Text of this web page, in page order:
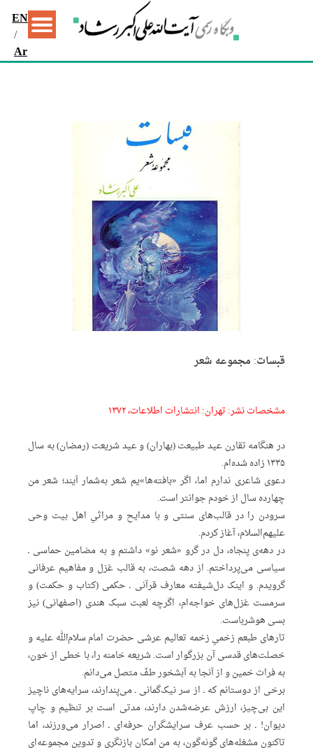
EN
/
Ar
قبسات: مجموعه شعر
مشخصات نشر: تهران: انتشارات اطلاعات، ۱۳۷۲
در هنگامه تقارن عید طبیعت (بهاران) و عید شریعت (رمضان) به سال
۱۳۳۵ زاده شده‌ام.
دعوی شاعری ندارم اما، اگر «بافته‌ها»یم شعر به‌شمار آیند؛ شعر من
چهارده سال از خودم جوانتر است.
سرودن را در قالب‌های سنتی و با مدایح و مراثیِ اهل بیت وحی
علیهم‌السلام، آغاز کردم.
در دهه‌ی پنجاه، دل در گرو «شعر نو» داشتم و به مضامین حماسی ـ
سیاسی می‌پرداختم. از دهه شصت، به قالب غزل و مفاهیم عرفانی
گرویدم. و اینک دل‌شیفته معارف قرآنی ـ حکمی (کتاب و حکمت) و
سرمست غزل‌های خواجه‌ام، اگرچه لعبت سبک هندی (اصفهانی) نیز
بسی هوشرباست.
تارهای طبعم زخمیِ زخمه تعالیم عرشی حضرت امام سلام‌الله علیه و
خصلت‌های قدسی آن بزرگوار است. شریعه خامنه را، با خطی از خون،
به فرات خمین و از آنجا به آبشخور طفّ متصل می‌دانم.
برخی از دوستانم که ـ از سر نیک‌گمانی ـ می‌پندارند، سرایه‌های ناچیز
این بی‌چیز، ارزش عرضه‌شدن دارند، مدتی است بر تنظیم و چاپ
دیوان! ـ بر حسب عرف سرایشگران حرفه‌ای ـ اصرار می‌ورزند، اما
تاکنون مشغله‌های گونه‌گون، به من امکان بازنگری و تدوین مجموعه‌ای